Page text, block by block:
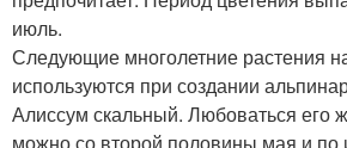
июль.
Следующие многолетние растения
используются при создании
Алиссум скальный. Любоваться его
можно со второй половины мая и по